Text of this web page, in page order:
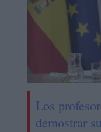
Los
demostrar